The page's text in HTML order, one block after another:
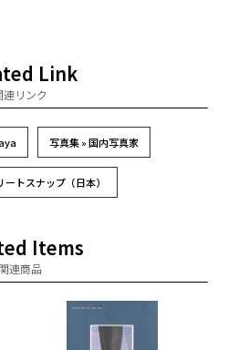
Link
連リンク
写真集 » 国内写真家
ートスナップ（日本）
Items
関連商品